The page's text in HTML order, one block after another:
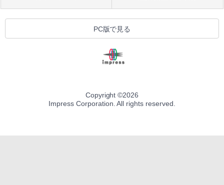
PC版で見る
Copyright ©2026
Impress Corporation. All rights reserved.